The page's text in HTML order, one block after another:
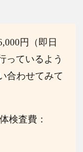
円（即日
っているよう
合わせてみて
検査費：